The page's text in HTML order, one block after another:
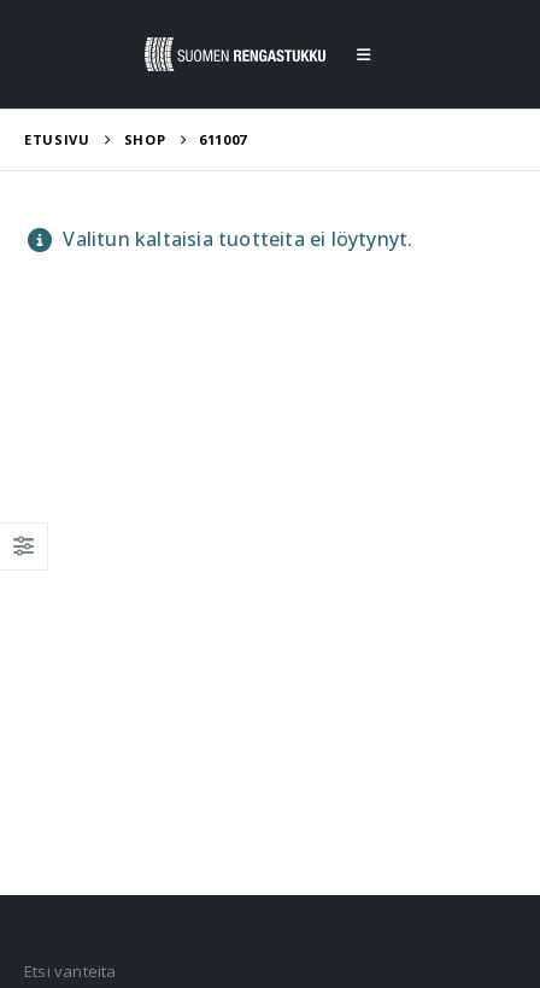
ETUSIVU SHOP 611007
Valitun kaltaisia tuotteita ei löytynyt.
Etsi vanteita